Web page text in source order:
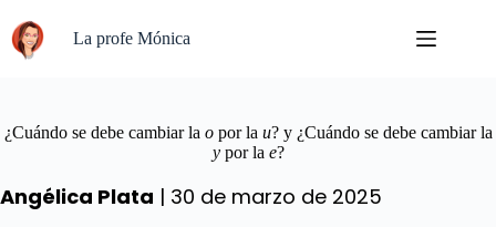
contenido
La profe Mónica
¿Cuándo se debe cambiar la o por la u? y ¿Cuándo se debe cambiar la
ypor la e?
Angélica Plata | 30 de marzo de 2025